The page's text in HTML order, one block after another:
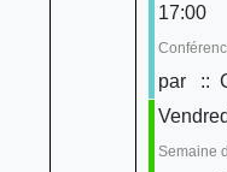
17:00
par
::
Semaine